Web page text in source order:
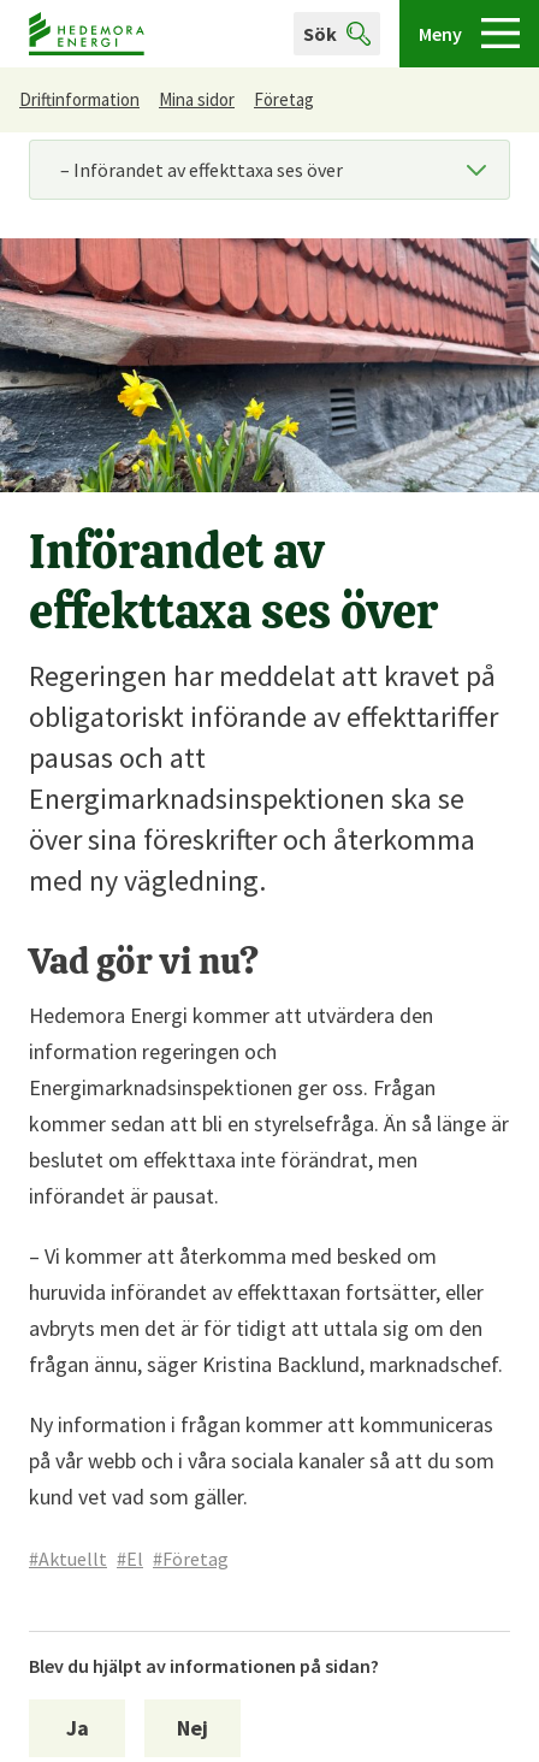
Sök Meny
Driftinformation Mina sidor Företag
Du är här
Införandet av
effekttaxa ses över
Regeringen har meddelat att kravet på
obligatoriskt införande av effekttariffer
pausas och att
Energimarknadsinspektionen ska se
över sina föreskrifter och återkomma
med ny vägledning.
Vad gör vi nu?
Hedemora Energi kommer att utvärdera den
information regeringen och
Energimarknadsinspektionen ger oss. Frågan
kommer sedan att bli en styrelsefråga. Än så länge är
beslutet om effekttaxa inte förändrat, men
införandet är pausat.
– Vi kommer att återkomma med besked om
huruvida införandet av effekttaxan fortsätter, eller
avbryts men det är för tidigt att uttala sig om den
frågan ännu, säger Kristina Backlund, marknadschef.
Ny information i frågan kommer att kommuniceras
på vår webb och i våra sociala kanaler så att du som
kund vet vad som gäller.
#Aktuellt #El #Företag
Blev du hjälpt av informationen på sidan?
Ja Nej